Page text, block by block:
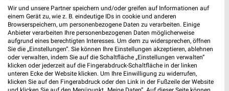
DocMorris Prospekte und Angebote
dodenhof Filialen & Öffnungszeiten für
Wir und unsere Partner speichern und/oder greifen auf Informationen auf
einem Gerät zu, wie z. B. eindeutige IDs in cookie und anderen
Browserspeichern, um personenbezogene Daten zu verarbeiten. Einige
Anbieter verarbeiten Ihre personenbezogenen Daten möglicherweise
aufgrund eines berechtigten Interesses. Um dem zu widersprechen, öffnen
Sie die „Einstellungen“. Sie können Ihre Einstellungen akzeptieren, ablehnen
oder verwalten, indem Sie auf die Schaltfläche „Einstellungen verwalten“
klicken oder jederzeit auf die Fingerabdruck-Schaltfläche in der linken
unteren Ecke der Website klicken. Um Ihre Einwilligung zu widerrufen,
klicken Sie auf den Fingerabdruck oder den Link in der Fußzeile der Website